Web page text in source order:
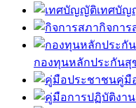
เทศบั
กิจการ
กองทุนหลักประกันสุ
คู่มื